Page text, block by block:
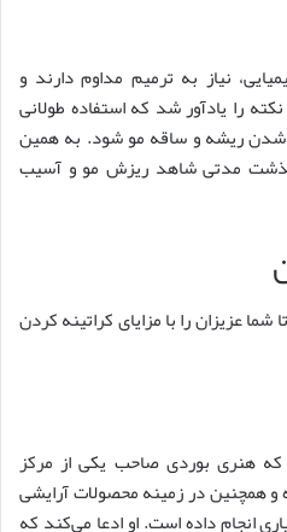
نیاز به ترمیم مداوم دارند و
را یادآور شد که استفاده طولانی
شدن ریشه‌ و ساقه مو شود. به همین
مدتی شاهد ریزش مو و آسیب
عزیزان را با مزایای کراتینه کردن
که هنری بوردی صاحب یکی از مرکز
همچنین در زمینه محصولات آرایشی
انجام داده است. او ادعا می‌کند که